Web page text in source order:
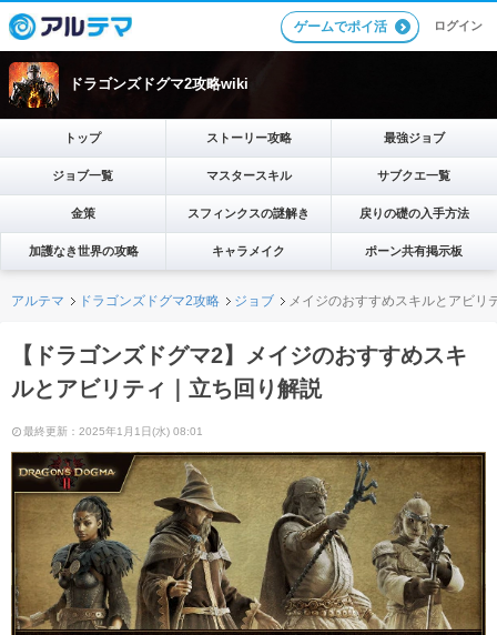
ゲームでポイ活 ログイン
ドラゴンズドグマ2攻略wiki
トップ ストーリー攻略 最強ジョブ
ジョブ一覧 マスタースキル サブクエ一覧
金策 スフィンクスの謎解き 戻りの礎の入手方法
加護なき世界の攻略 キャラメイク ポーン共有掲示板
アルテマ ドラゴンズドグマ2攻略 ジョブ メイジのおすすめスキルとアビリ
【ドラゴンズドグマ2】メイジのおすすめスキ
ルとアビリティ｜立ち回り解説
最終更新：2025年1月1日(水) 08:01